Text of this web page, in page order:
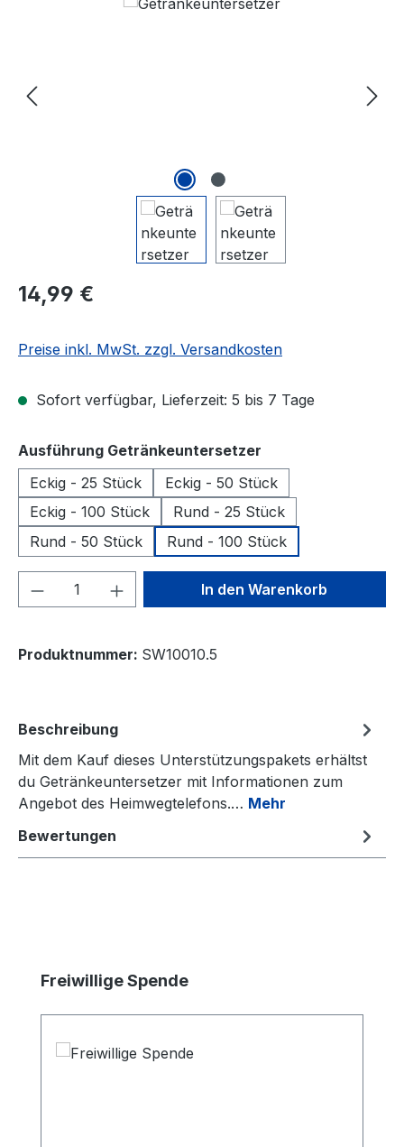
Regulärer Preis:
14,99 €
Preise inkl. MwSt. zzgl. Versandkosten
Sofort verfügbar, Lieferzeit: 5 bis 7 Tage
Ausführung Getränkeuntersetzer
Eckig - 25 Stück
Eckig - 50 Stück
Eckig - 100 Stück
Rund - 25 Stück
Rund - 50 Stück
Rund - 100 Stück
Produkt Anzahl: Gib denIn den Warenkorb
Produktnummer: SW10010.5
Beschreibung
Mit dem Kauf dieses Unterstützungspakets erhältst
du Getränkeuntersetzer mit Informationen zum
Angebot des Heimwegtelefons.… Mehr
Bewertungen
Produktgalerie überspringen
Freiwillige Spende